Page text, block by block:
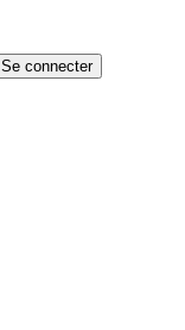
Se connecter